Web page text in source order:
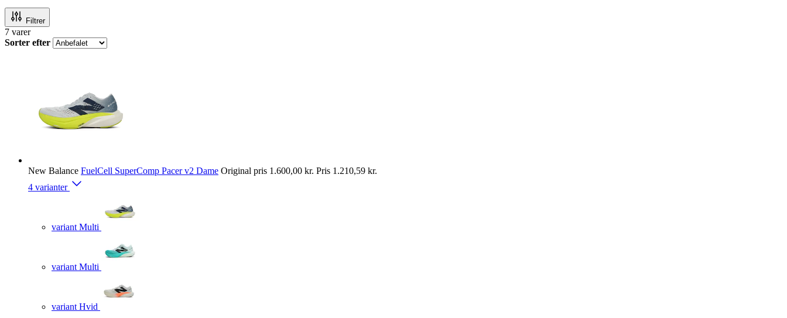
Filtrer
7 varer
Sorter efter
New Balance FuelCell SuperComp Pacer v2 Dame Original pris 1.600,00 kr. Pris 1.210,59 kr.
4 varianter
variant Multi
variant Multi
variant Hvid